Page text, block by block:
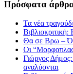
Πρόσφατα
Τα νέα
Θα σε Βρω –
Οι
Γιώργος Δήμος:
αναλύονται